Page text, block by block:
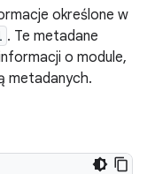
określone w
. Te metadane
o module,
metadanych.